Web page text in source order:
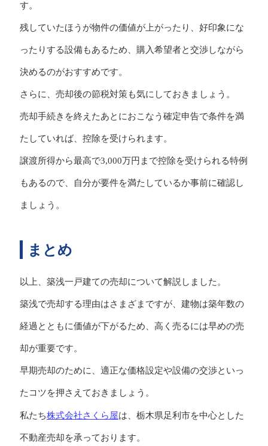
す。
残していたほうが物件の価値が上がったり、好印象にな
ったりする設備もあるため、購入希望者と交渉しながら
決めるのがおすすめです。
さらに、売却後の節税対策も気にしておきましょう。
売却手続きを終えたあとにおこなう確定申告で条件を満
たしていれば、控除を受けられます。
譲渡所得から最高で3,000万円まで控除を受けられる特例
もあるので、自分が要件を満たしているか事前に確認し
ましょう。
まとめ
以上、築浅一戸建ての売却について解説しました。
築浅で売却する理由はさまざまですが、建物は築年数の
経過とともに価値が下がるため、高く売るには早めの売
却が重要です。
早期売却のために、適正な価格設定や設備の交渉といっ
たコツを押さえておきましょう。
私たち株式会社さくら屋は、栃木県足利市を中心とした
不動産売却を承っております。